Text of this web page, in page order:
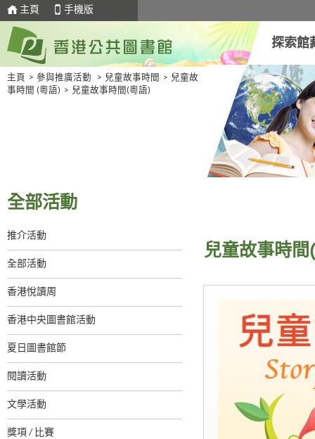
主頁 手機版
探索館
主頁 > 參與推廣活動 > 兒童故事時間 > 兒童故
事時間 (粵語) > 兒童故事時間(粵語)
全部活動
推介活動
全部活動
香港悅讀周
香港中央圖書館活動
夏日圖書館節
閱讀活動
文學活動
獎項 / 比賽
兒童故事時間